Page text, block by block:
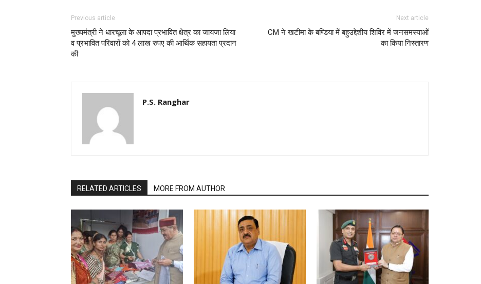
Previous article
मुख्यमंत्री ने धारचूला के आपदा प्रभावित क्षेत्र का जायजा लिया
व प्रभावित परिवारों को 4 लाख रुपए की आर्थिक सहायता प्रदान
की
Next article
CM ने खटीमा के बण्डिया में बहुउद्देशीय शिविर में जनसमस्याओं
का किया निस्तारण
P.S. Ranghar
RELATED ARTICLES MORE FROM AUTHOR